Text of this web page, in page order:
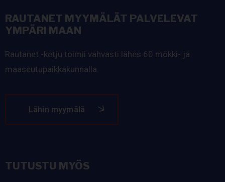
RAUTANET MYYMÄLÄT PALVELEVAT
YMPÄRI MAAN
Rautanet -ketju toimii vahvasti lähes 60 mökki- ja
maaseutupaikkakunnalla.
Lähin myymälä
TUTUSTU MYÖS